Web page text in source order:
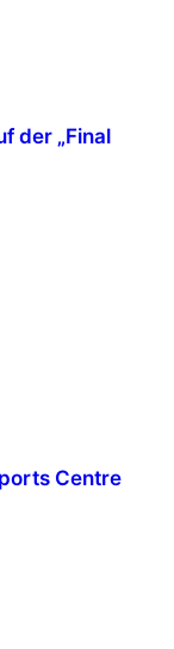
der „Final
Centre